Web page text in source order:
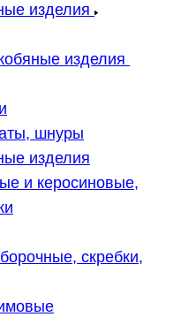
изделия
изделия
шнуры
изделия
и керосиновые,
скребки,